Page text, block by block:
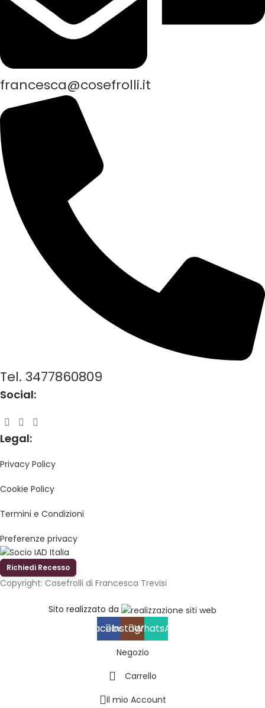
francesca@cosefrolli.it
Tel. 3477860809
Social:
Legal:
Privacy Policy
Cookie Policy
Termini e Condizioni
Preferenze privacy
Richiedi Recesso
Copyright: Cosefrolli di Francesca Trevisi
Sito realizzato da
Facebook
Instagram
WhatsApp
Negozio
Carrello
Il mio Account